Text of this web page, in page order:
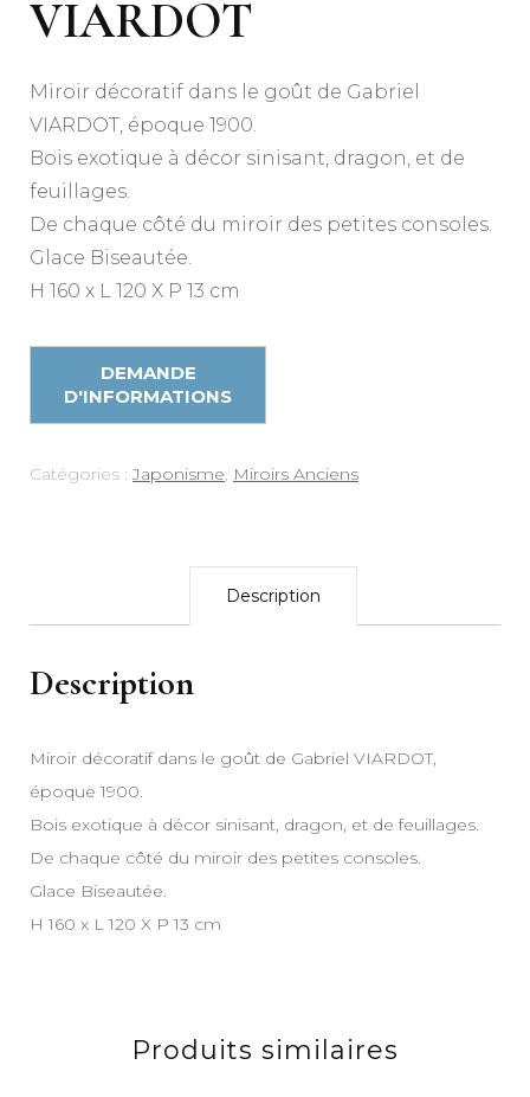
VIARDOT
Miroir décoratif dans le goût de Gabriel
VIARDOT, époque 1900.
Bois exotique à décor sinisant, dragon, et de
feuillages.
De chaque côté du miroir des petites consoles.
Glace Biseautée.
H 160 x L 120 X P 13 cm
Catégories :Japonisme Miroirs Anciens
Description
Description
Miroir décoratif dans le goût de Gabriel VIARDOT,
époque 1900.
Bois exotique à décor sinisant, dragon, et de feuillages.
De chaque côté du miroir des petites consoles.
Glace Biseautée.
H 160 x L 120 X P 13 cm
Produits similaires